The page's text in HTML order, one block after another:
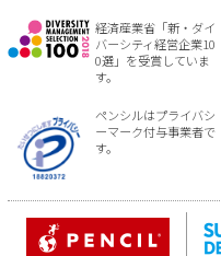
経済産業省「新・ダイ
バーシティ経営企業10
0選」を受賞していま
す。
ペンシルはプライバシ
ーマーク付与事業者で
す。